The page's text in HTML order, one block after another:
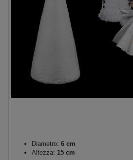
Diametro: 6 cm
Altezza: 15 cm